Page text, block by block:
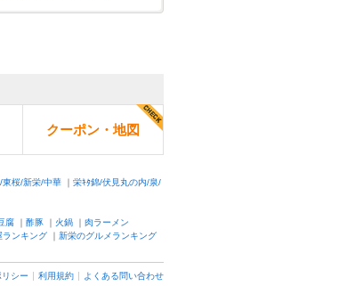
クーポン・地図
東桜/新栄/中華 ｜ 栄ｷﾀ錦/伏見丸の内/泉/
腐 ｜ 酢豚 ｜ 火鍋 ｜ 肉ラーメン
ランキング ｜ 新栄のグルメランキング
シー 利用規約
よくある問い合わせ